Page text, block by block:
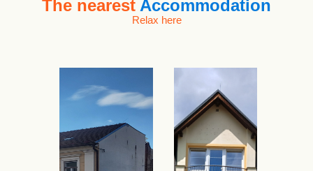
The nearest Accommodation
Relax here